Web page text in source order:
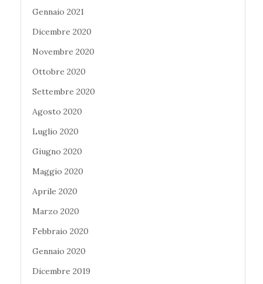
Gennaio 2021
Dicembre 2020
Novembre 2020
Ottobre 2020
Settembre 2020
Agosto 2020
Luglio 2020
Giugno 2020
Maggio 2020
Aprile 2020
Marzo 2020
Febbraio 2020
Gennaio 2020
Dicembre 2019